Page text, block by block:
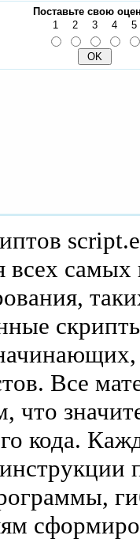
Поставьте свою
1
2 3 4 5
всех
Все
что
кода.